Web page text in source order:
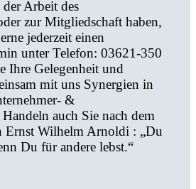
Arbeit des
zur Mitgliedschaft haben,
jederzeit einen
unter Telefon: 03621-350
Ihre Gelegenheit und
mit uns Synergien in
&
auch Sie nach dem
Ernst Wilhelm Arnoldi : „Du
Du für andere lebst.“